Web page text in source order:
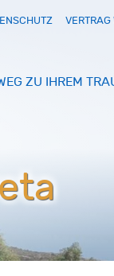
VERTRAG
ZU IHREM